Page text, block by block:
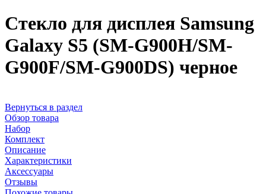
Стекло для дисплея Samsung
Galaxy S5 (SM-G900H/SM-
G900F/SM-G900DS) черное
Вернуться в раздел
Обзор товара
Набор
Комплект
Описание
Характеристики
Аксессуары
Отзывы